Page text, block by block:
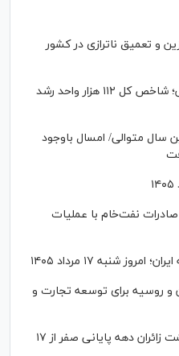
و تعمیق ناترازی در کشور
سبزپوشی گسترده بازار بورس؛ شاخص کل ۱۱۲ هزار واحد رشد
متوالی/ امسال باوجود
نفت‌خام با عملیات
شنبه ۱۷ مرداد ۱۴۰۵
و روسیه برای توسعه تجارت و
آغاز فروش بلیت رفت و برگشت زائران دهه پایانی صفر از ۱۷